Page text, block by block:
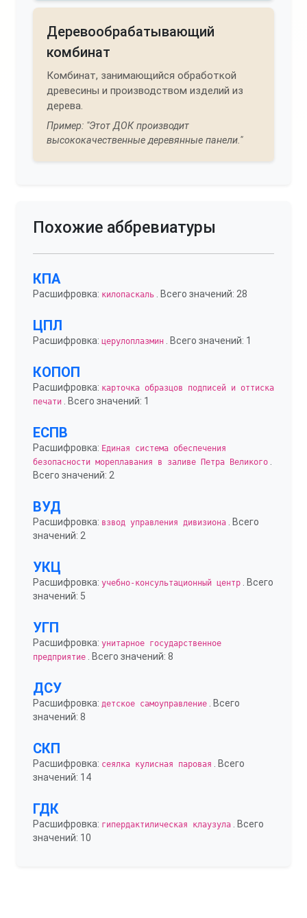
Деревообрабатывающий
комбинат
Комбинат, занимающийся обработкой
древесины и производством изделий из
дерева.
Пример: "Этот ДОК производит
высококачественные деревянные панели."
Похожие аббревиатуры
КПА
Расшифровка: килопаскаль . Всего значений: 28
ЦПЛ
Расшифровка: церулоплазмин . Всего значений: 1
КОПОП
Расшифровка: карточка образцов подписей и оттиска
печати . Всего значений: 1
ЕСПВ
Расшифровка: Единая система обеспечения
безопасности мореплавания в заливе Петра Великого
Всего значений: 2
ВУД
Расшифровка: взвод управления дивизиона . Всего
значений: 2
УКЦ
Расшифровка: учебно-консультационный центр . Всего
значений: 5
УГП
Расшифровка: унитарное государственное
предприятие . Всего значений: 8
ДСУ
Расшифровка: детское самоуправление . Всего
значений: 8
СКП
Расшифровка: сеялка кулисная паровая
. Всего
значений: 14
ГДК
Расшифровка: гипердактилическая клаузула . Всего
значений: 10